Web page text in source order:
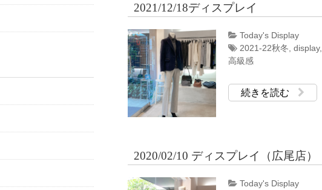
2021/12/18ディスプレイ
Today's Display
2021-22秋冬 display,
高級感
続きを読む
2020/02/10 ディスプレイ（広尾店）
Today's Display